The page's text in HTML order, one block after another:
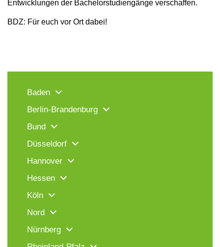
Entwicklungen der Bachelorstudiengänge verschaffen.
BDZ: Für euch vor Ort dabei!
Baden
Berlin-Brandenburg
Bund
Düsseldorf
Hannover
Hessen
Köln
Nord
Nürnberg